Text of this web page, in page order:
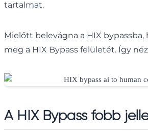
tartalmat.
Mielőtt belevágna a HIX
meg a HIX Bypass felületét. Így
A HIX Bypass főbb